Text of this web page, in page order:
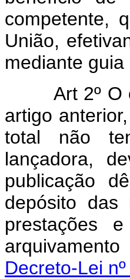
competente,
União,
mediante
Art 2º
artigo
total não
lançadora,
publicação
depósito das
prestações
Decreto-Lei